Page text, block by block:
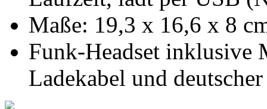
Maße: 19,3 x 16,6 x 8
Funk-Headset inklusive
Ladekabel und